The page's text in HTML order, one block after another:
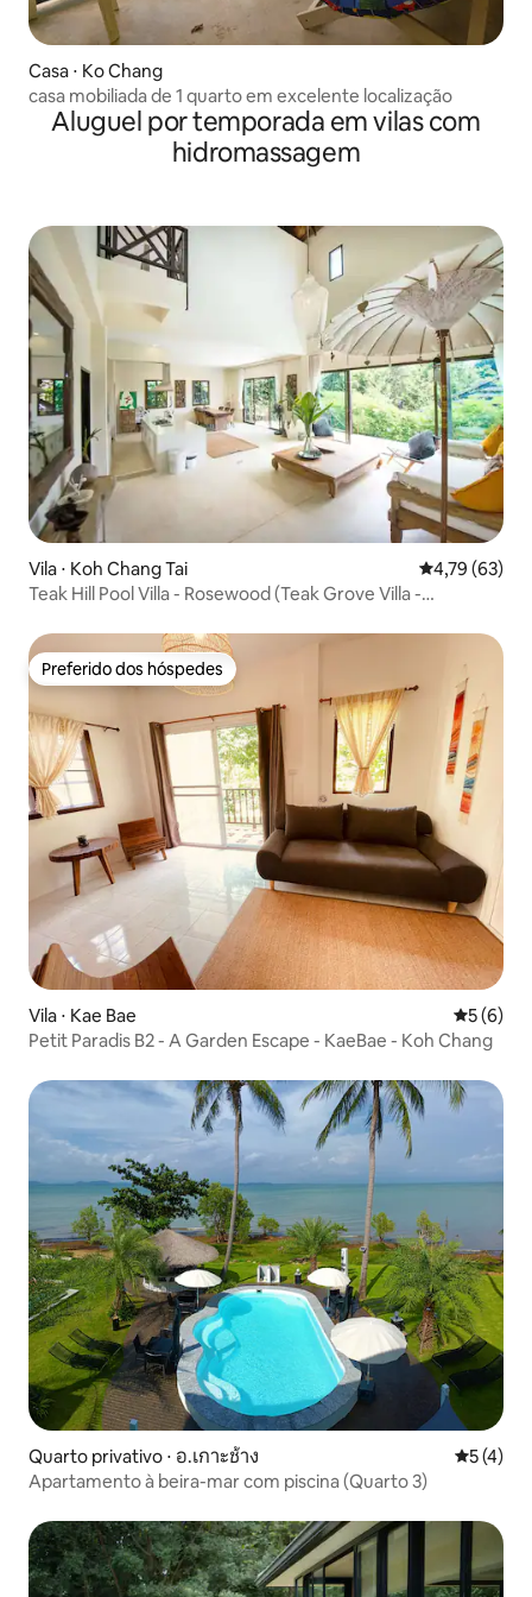
Casa ⋅ Ko Chang
casa mobiliada de 1 quarto em excelente localização
Aluguel por temporada em vilas com
hidromassagem
Vila ⋅ Koh Chang Tai 4,79 de uma
4,79 (63)
Teak Hill Pool Villa - Rosewood (Teak Grove Villa -
Preferido dos hóspedes
Preferido dos hóspedes
Vila ⋅ Kae Bae 5 de
5 (6)
Petit Paradis B2 - A Garden Escape - KaeBae - Koh Chang
Quarto privativo ⋅ อ.เกาะช้าง 5 de
5 (4)
Apartamento à beira-mar com piscina (Quarto 3)